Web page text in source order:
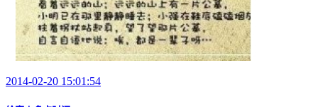
2014-02-20 15:01:54